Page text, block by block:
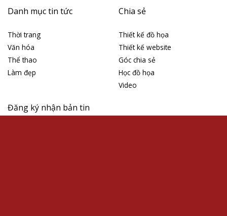
Tại sao ngày 8/8/2026 được xem là ngày may mắn?
Lưu trữ
Tháng 8 2026
Tháng 7 2026
Tháng 5 2026